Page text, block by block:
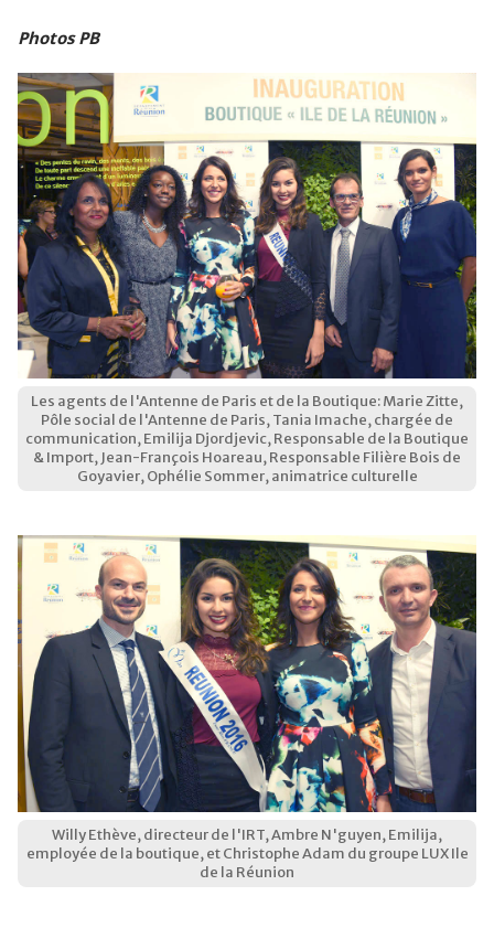
Photos PB
Les agents de l'Antenne de Paris et de la Boutique: Marie Zitte,
Pôle social de l'Antenne de Paris, Tania Imache, chargée de
communication, Emilija Djordjevic, Responsable de la Boutique
& Import, Jean-François Hoareau, Responsable Filière Bois de
Goyavier, Ophélie Sommer, animatrice culturelle
Willy Ethève, directeur de l'IRT, Ambre N'guyen, Emilija,
employée de la boutique, et Christophe Adam du groupe LUX Ile
de la Réunion